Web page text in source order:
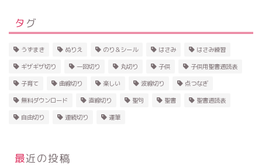
タグ
うずまき ぬりえ のり＆シール はさみ はさみ練習
ギザギザ切り 一回切り 丸切り 子供 子供用聖書通読表
子育て 曲線切り 楽しい 波線切り 点つなぎ
無料ダウンロード 直線切り 聖句 聖書 聖書通読表
自由切り 連続切り 運筆
最近の投稿